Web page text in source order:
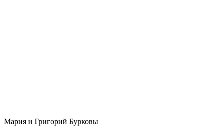
Мария и Григорий Бурковы